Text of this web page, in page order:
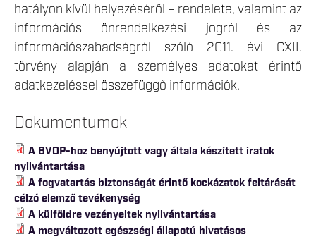
hatályon kívül helyezéséről – rendelete, valamint az
információs önrendelkezési jogról és az
információszabadságról szóló 2011. évi CXII.
törvény alapján a személyes adatokat érintő
adatkezeléssel összefüggő információk.
Dokumentumok
A BVOP-hoz benyújtott vagy általa készített iratok
nyilvántartása
A fogvatartás biztonságát érintő kockázatok feltárását
célzó elemző tevékenység
A külföldre vezényeltek nyilvántartása
A megváltozott egészségi állapotú hivatásos